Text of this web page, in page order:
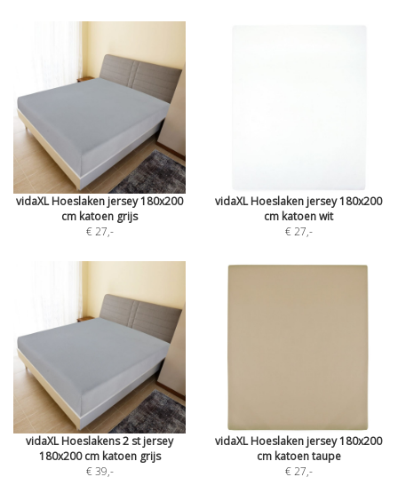
vidaXL Hoeslaken jersey 180x200
cm katoen grijs
€ 27,-
vidaXL Hoeslaken jersey 180x200
cm katoen wit
€ 27,-
vidaXL Hoeslakens 2 st jersey
180x200 cm katoen grijs
€ 39,-
vidaXL Hoeslaken jersey 180x200
cm katoen taupe
€ 27,-